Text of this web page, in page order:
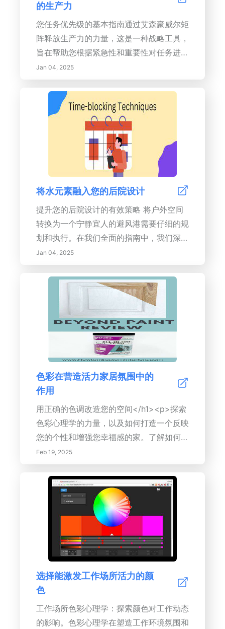
在挑战以及克服这些挑战的技巧，确保你踏
上自我发现与宁静的旅程。无论你是冥想的
新手，还是想加深自己的实践，本指南都为
你提供在生活各个方面培养正念的必备工
具。
的生产力
您任务优先级的基本指南通过艾森豪威尔矩
阵释放生产力的力量，这是一种战略工具，
旨在帮助您根据紧急性和重要性对任务进行
优先排序。该矩阵将任务分为四个不同的象
限，使您能够专注于真正重要的事情。了解
象限- 第一象限：紧急且重要 - 需要立即关
注的任务，例如关键客户电子邮件。- 第二
象限：重要但不紧急 - 长期成功的必要任
务，如技能发展。- 第三象限：紧急但不重
要 - 需要关注但对您的目标贡献不大的干
扰。- 第四象限：既不紧急也不重要 - 使您
的日程变得混乱并浪费时间的活动。如何实
施矩阵要有效地使用艾森豪威尔矩阵：1. 列
出您的任务并将其分类到四个象限中。2.
首先关注第一象限的任务。3. 每周为第二
象限的任务分配特定时间。4. 定期更新您
的矩阵以适应不断变化的优先级。使用艾森
豪威尔矩阵的好处使用艾森豪威尔矩阵可以
帮助您最小化干扰并增强专注力，从而改善
时间管理并减少压力。通过不断评估您的任
务，您培养了成长心态和更加结构化的实现
目标的方法。今天就通过掌握艾森豪威尔矩
阵来提升您的生产力！
Jan 04, 2025
将水元素融入您的后院设计
提升您的后院设计的有效策略 将户外空间
转换为一个宁静宜人的避风港需要仔细的规
划和执行。在我们全面的指南中，我们深入
探讨了有效的技术，比如艾森豪威尔矩阵用
于任务优先级划分，SMART目标用于明确
和可测量的目标，以及时间块方法以提升生
产力。了解如何融入水景，不仅美化您的空
间，还能创造宜人的氛围并支持当地生态系
统。学习通过设计一个平静的环境和实施促
进放松的战略布局来减少干扰。最后，我们
强调反思和适应在您的后院设计过程中的重
要性，以确保每个元素都与您的愿景一致。
无论您是添加一个宁静的池塘，还是设计一
个户外休息室，我们的提示将帮助您实现一
个您喜爱的后院。今天就开始构建您的完美
户外绿洲吧！
Jan 04, 2025
色彩在营造活力家居氛围中的
作用
用正确的色调改造您的空间</h1><p>探索
色彩心理学的力量，以及如何打造一个反映
您的个性和增强您幸福感的家。了解如何使
用色彩组合、色温和文化关联，打造一个和
谐且视觉上令人惊叹的空间。从选择完美的
调色板到通过装饰和家具整合色彩，本指南
提供了专家提示和技巧。</p><ul> <li>
<strong>了解色彩心理学：</strong>发
现不同颜色的情感影响。</li> <li>
<strong>创建和谐的配色方案：
</strong>了解色彩组合和色轮。</li>
<li><strong>设计以产生影响和功能：
</strong>探索如何使用色彩来获得视觉吸
引力并定义空间。</li> <li><strong>将色
彩与装饰和家具相结合：</strong>找到除
了油漆之外添加色彩的方法。</li></ul>
Feb 19, 2025
选择能激发工作场所活力的颜
色
工作场所色彩心理学：探索颜色对工作动态
的影响。色彩心理学在塑造工作环境氛围和